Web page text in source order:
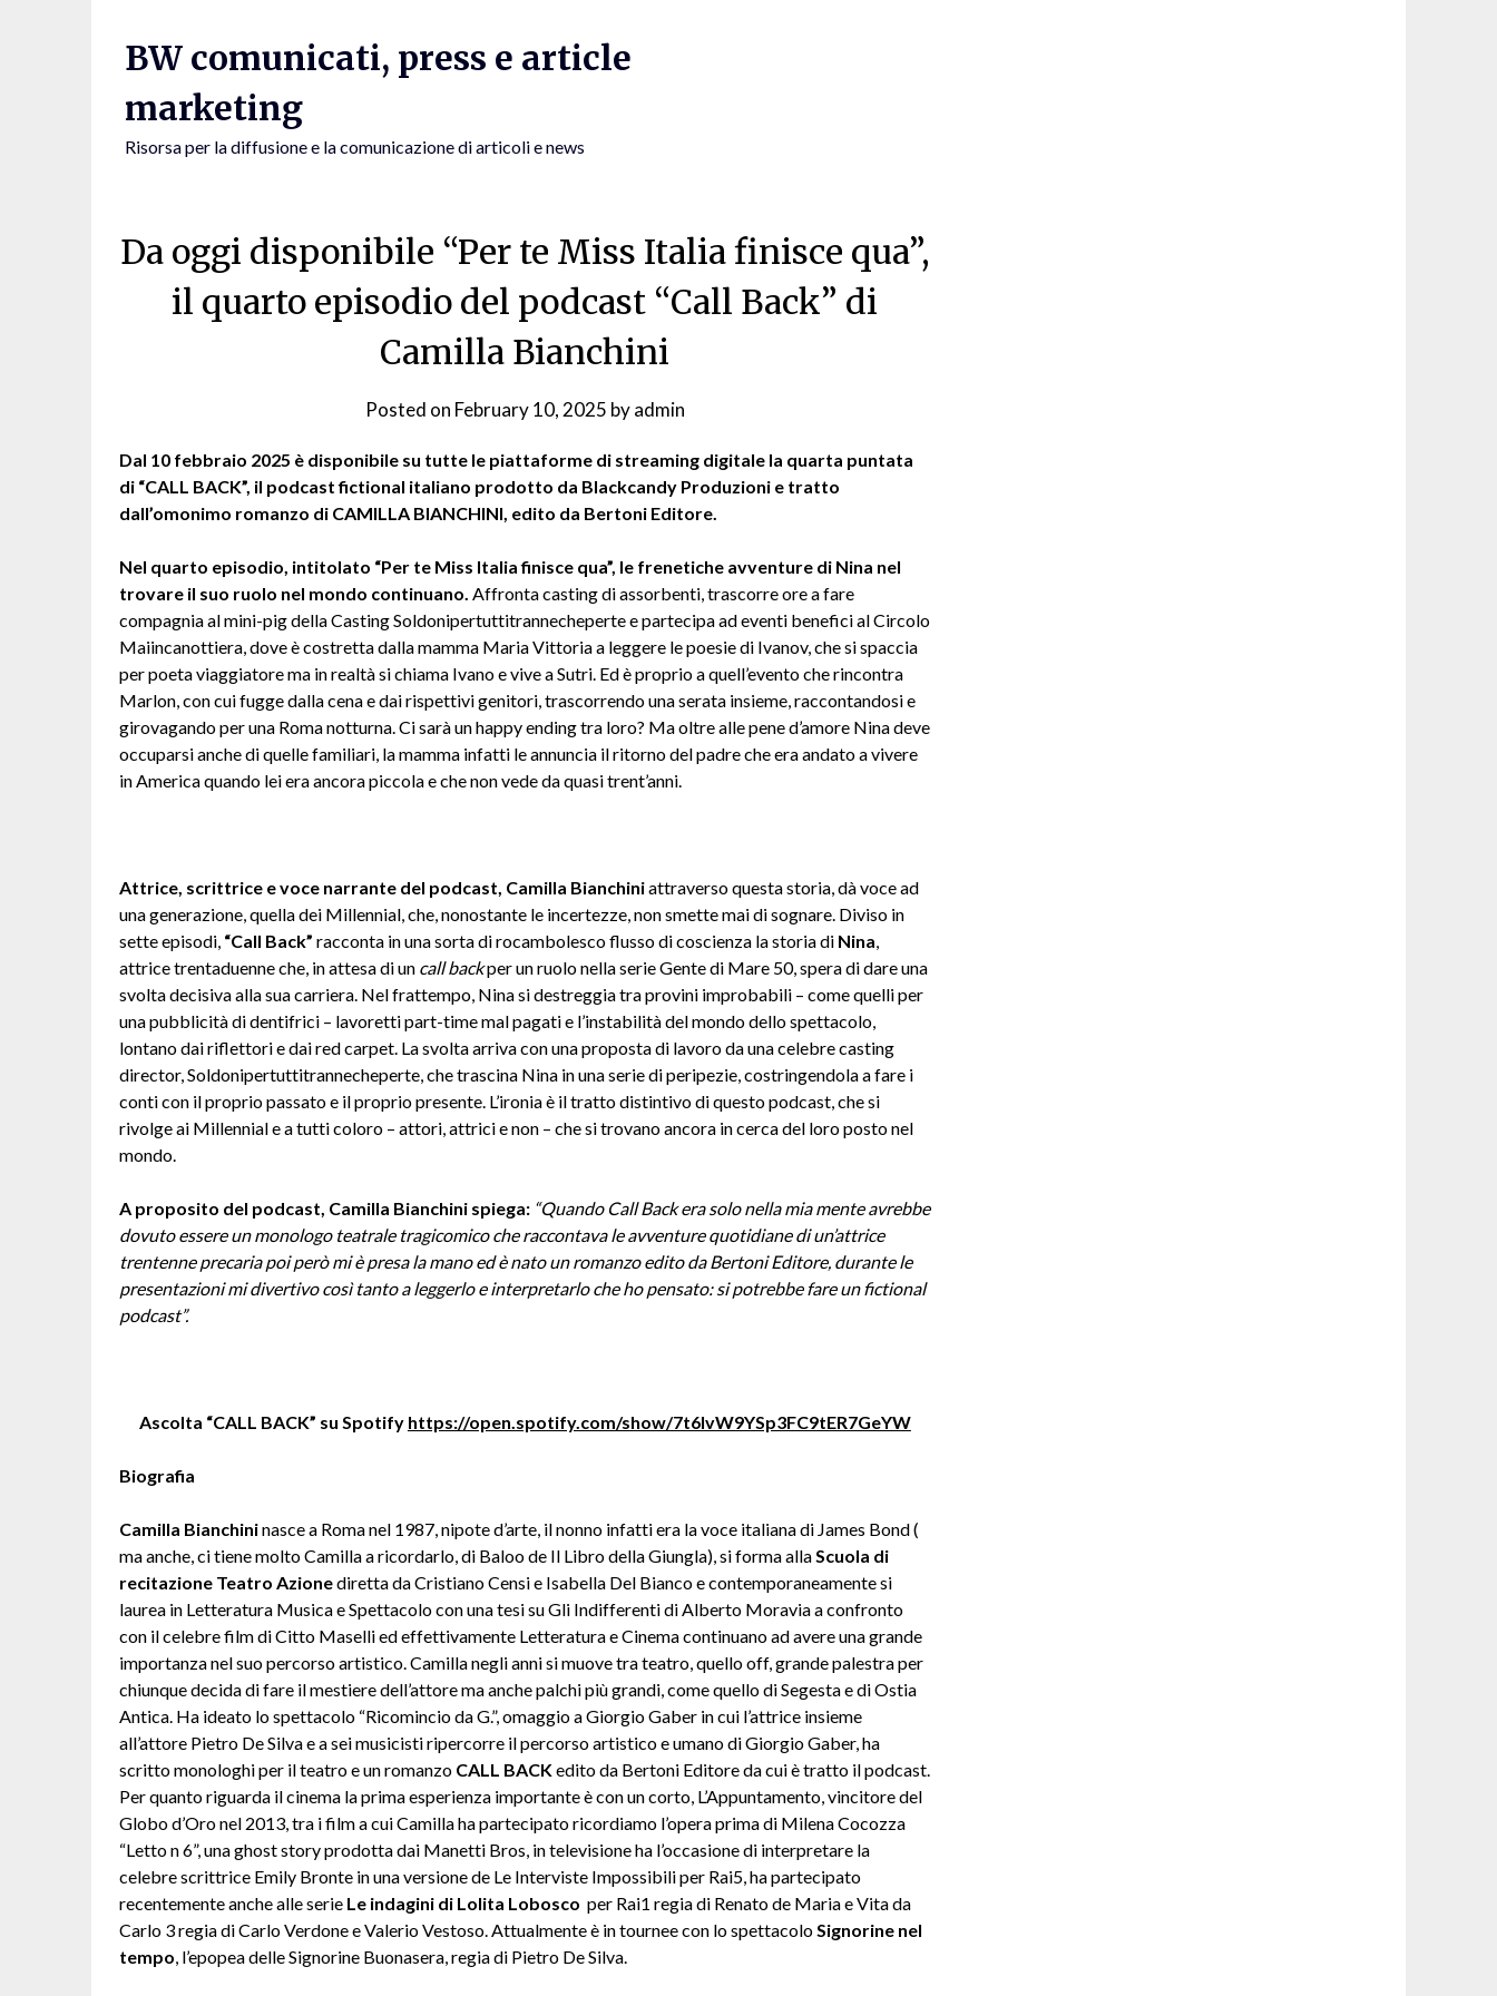
BW comunicati, press e article
marketing
Risorsa per la diffusione e la comunicazione di articoli e news
Da oggi disponibile “Per te Miss Italia finisce qua”,
il quarto episodio del podcast “Call Back” di
Camilla Bianchini
Posted on February 10, 2025 byadmin
Dal 10 febbraio 2025 è disponibile su tutte le piattaforme di streaming digitale la quarta puntata
di “CALL BACK”, il podcast fictional italiano prodotto da Blackcandy Produzioni e tratto
dall’omonimo romanzo di CAMILLA BIANCHINI, edito da Bertoni Editore.
Nel quarto episodio, intitolato “Per te Miss Italia finisce qua”, le frenetiche avventure di Nina nel
trovare il suo ruolo nel mondo continuano. Affronta casting di assorbenti, trascorre ore a fare
compagnia al mini-pig della Casting Soldonipertuttitrannecheperte e partecipa ad eventi benefici al Circolo
Maiincanottiera, dove è costretta dalla mamma Maria Vittoria a leggere le poesie di Ivanov, che si spaccia
per poeta viaggiatore ma in realtà si chiama Ivano e vive a Sutri. Ed è proprio a quell’evento che rincontra
Marlon, con cui fugge dalla cena e dai rispettivi genitori, trascorrendo una serata insieme, raccontandosi e
girovagando per una Roma notturna. Ci sarà un happy ending tra loro? Ma oltre alle pene d’amore Nina deve
occuparsi anche di quelle familiari, la mamma infatti le annuncia il ritorno del padre che era andato a vivere
in America quando lei era ancora piccola e che non vede da quasi trent’anni.
Attrice, scrittrice e voce narrante del podcast, Camilla Bianchiniattraverso questa storia, dà voce ad
una generazione, quella dei Millennial, che, nonostante le incertezze, non smette mai di sognare. Diviso in
sette episodi, “Call Back” racconta in una sorta di rocambolesco flusso di coscienza la storia di Nina,
attrice trentaduenne che, in attesa di un call backper un ruolo nella serie Gente di Mare 50, spera di dare una
svolta decisiva alla sua carriera. Nel frattempo, Nina si destreggia tra provini improbabili – come quelli per
una pubblicità di dentifrici – lavoretti part-time mal pagati e l’instabilità del mondo dello spettacolo,
lontano dai riflettori e dai red carpet. La svolta arriva con una proposta di lavoro da una celebre casting
director, Soldonipertuttitrannecheperte, che trascina Nina in una serie di peripezie, costringendola a fare i
conti con il proprio passato e il proprio presente. L’ironia è il tratto distintivo di questo podcast, che si
rivolge ai Millennial e a tutti coloro – attori, attrici e non – che si trovano ancora in cerca del loro posto nel
mondo.
A proposito del podcast, Camilla Bianchini spiega: “Quando Call Back era solo nella mia mente avrebbe
dovuto essere un monologo teatrale tragicomico che raccontava le avventure quotidiane di un’attrice
trentenne precaria poi però mi è presa la mano ed è nato un romanzo edito da Bertoni Editore, durante le
presentazioni mi divertivo così tanto a leggerlo e interpretarlo che ho pensato: si potrebbe fare un fictional
podcast”.
Ascolta “CALL BACK” su Spotify https://open.spotify.com/show/7t6IvW9YSp3FC9tER7GeYW
Biografia
Camilla Bianchininasce a Roma nel 1987, nipote d’arte, il nonno infatti era la voce italiana di James Bond (
ma anche, ci tiene molto Camilla a ricordarlo, di Baloo de Il Libro della Giungla), si forma allaScuola di
recitazione Teatro Azionediretta da Cristiano Censi e Isabella Del Bianco e contemporaneamente si
laurea in Letteratura Musica e Spettacolo con una tesi su Gli Indifferenti di Alberto Moravia a confronto
con il celebre film di Citto Maselli ed effettivamente Letteratura e Cinema continuano ad avere una grande
importanza nel suo percorso artistico. Camilla negli anni si muove tra teatro, quello off, grande palestra per
chiunque decida di fare il mestiere dell’attore ma anche palchi più grandi, come quello di Segesta e di Ostia
Antica. Ha ideato lo spettacolo “Ricomincio da G.”, omaggio a Giorgio Gaber in cui l’attrice insieme
all’attore Pietro De Silva e a sei musicisti ripercorre il percorso artistico e umano di Giorgio Gaber, ha
scritto monologhi per il teatro e un romanzo CALL BACKedito da Bertoni Editore da cui è tratto il podcast.
Per quanto riguarda il cinema la prima esperienza importante è con un corto, L’Appuntamento, vincitore del
Globo d’Oro nel 2013, tra i film a cui Camilla ha partecipato ricordiamo l’opera prima di Milena Cocozza
“Letto n 6”, una ghost story prodotta dai Manetti Bros, in televisione ha l’occasione di interpretare la
celebre scrittrice Emily Bronte in una versione de Le Interviste Impossibili per Rai5, ha partecipato
recentemente anche alle serie Le indagini di Lolita Lobosco per Rai1 regia di Renato de Maria e Vita da
Carlo 3 regia di Carlo Verdone e Valerio Vestoso. Attualmente è in tournee con lo spettacoloSignorine nel
tempo, l’epopea delle Signorine Buonasera, regia di Pietro De Silva.